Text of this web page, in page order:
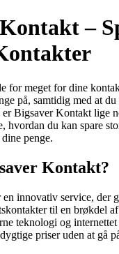
–
for meget for dine
på, samtidig med at
Bigsaver Kontakt lige
hvordan du kan spare
penge.
Kontakt?
innovativ service, der
til en brøkdel
teknologi og
priser uden at gå